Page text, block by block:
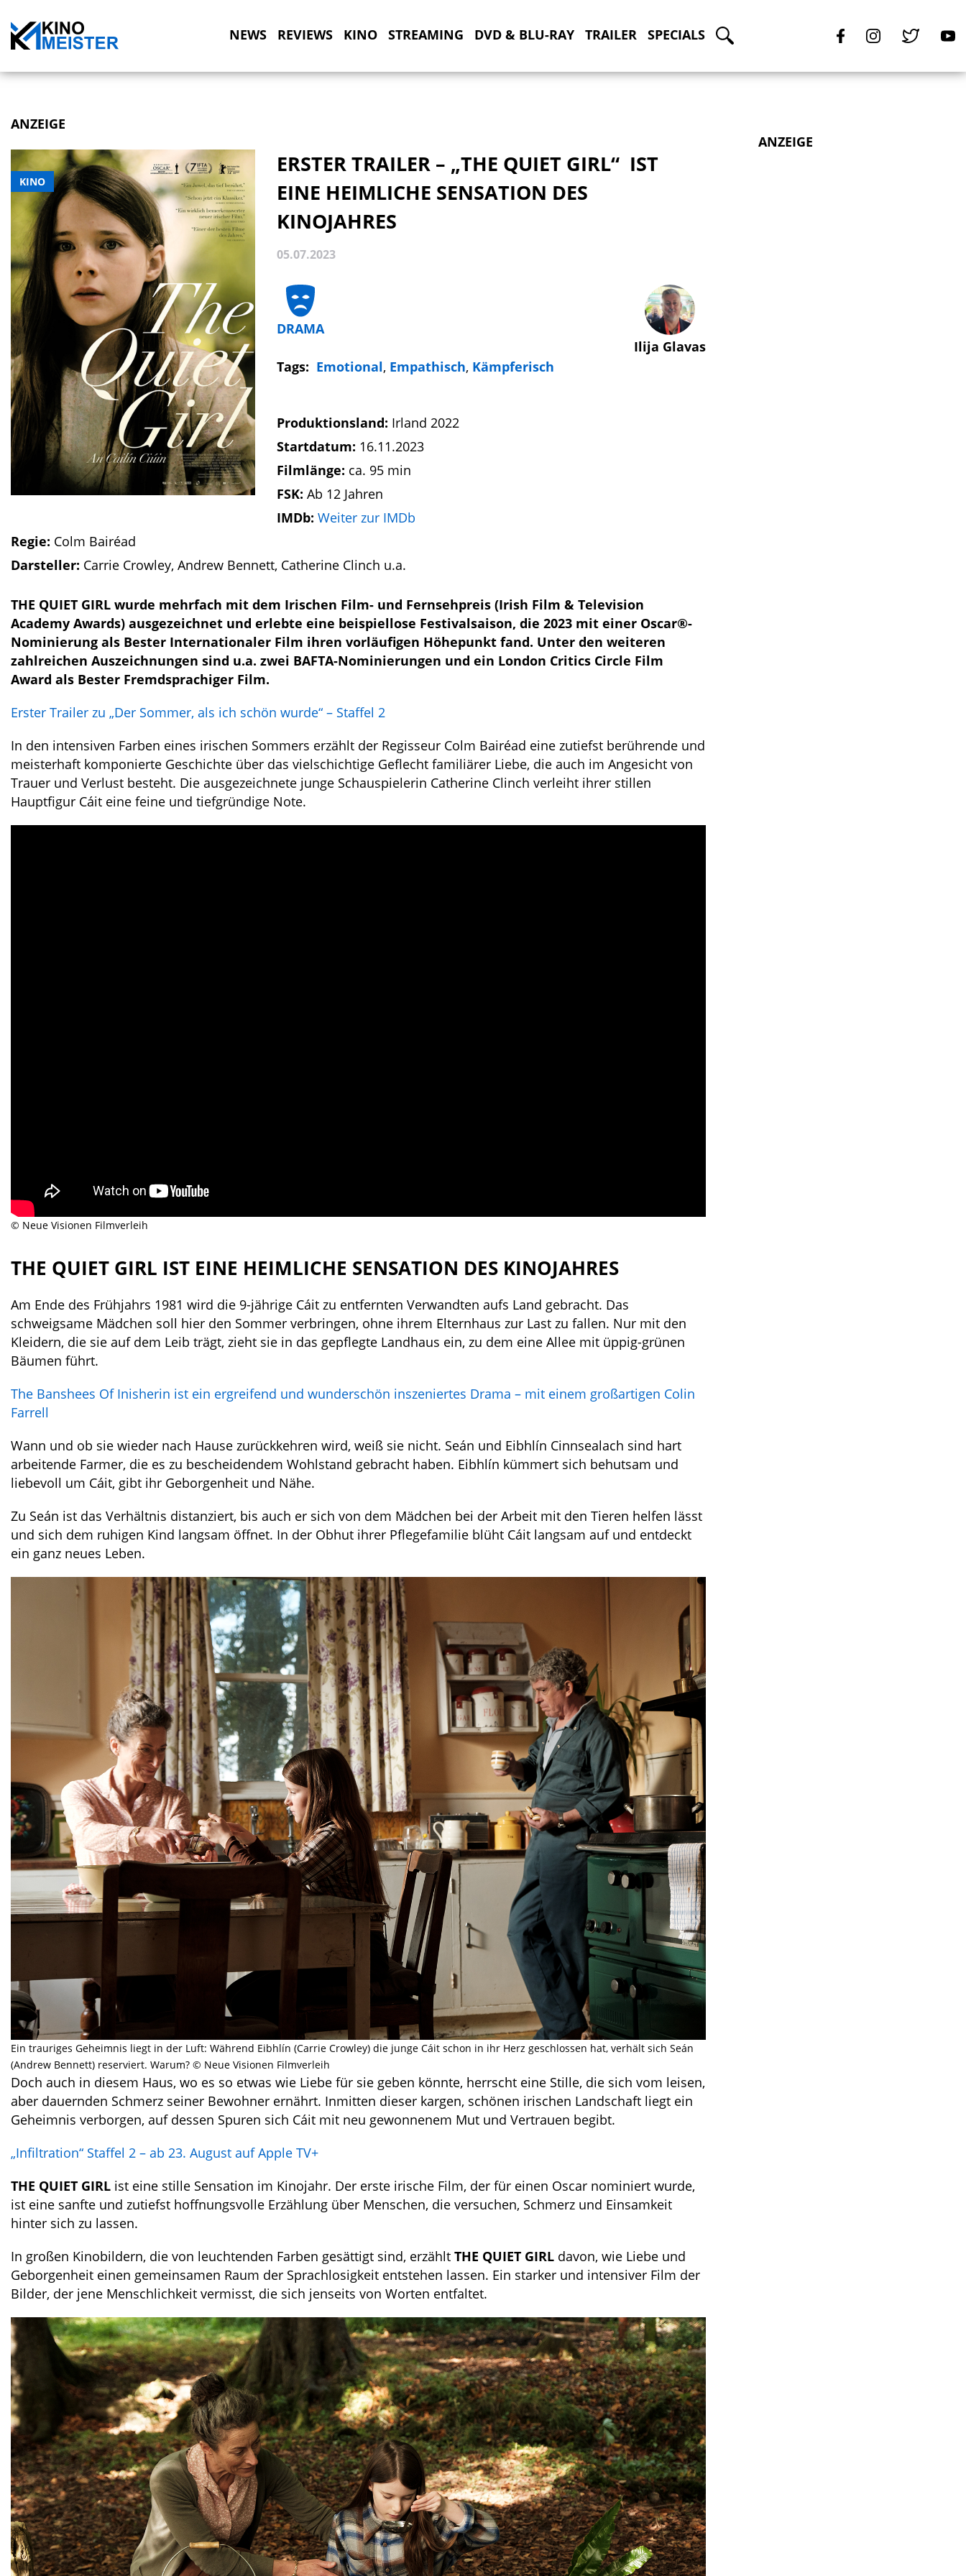
NEWS REVIEWS KINO STREAMING DVD & BLU-RAY TRAILER SPECIALS
ANZEIGE
KINO
ERSTER TRAILER – „THE QUIET GIRL“ IST
EINE HEIMLICHE SENSATION DES
KINOJAHRES
05.07.2023
DRAMA
Tags: Emotional, Empathisch, Kämpferisch
Ilija Glavas
Produktionsland: Irland 2022
Startdatum: 16.11.2023
Filmlänge: ca. 95 min
FSK: Ab 12 Jahren
IMDb: Weiter zur IMDb
Regie: Colm Bairéad
Darsteller: Carrie Crowley, Andrew Bennett, Catherine Clinch u.a.
THE QUIET GIRL wurde mehrfach mit dem Irischen Film- und Fernsehpreis (Irish Film & Television
Academy Awards) ausgezeichnet und erlebte eine beispiellose Festivalsaison, die 2023 mit einer Oscar®-
Nominierung als Bester Internationaler Film ihren vorläufigen Höhepunkt fand. Unter den weiteren
zahlreichen Auszeichnungen sind u.a. zwei BAFTA-Nominierungen und ein London Critics Circle Film
Award als Bester Fremdsprachiger Film.
Erster Trailer zu „Der Sommer, als ich schön wurde“ – Staffel 2
In den intensiven Farben eines irischen Sommers erzählt der Regisseur Colm Bairéad eine zutiefst berührende und
meisterhaft komponierte Geschichte über das vielschichtige Geflecht familiärer Liebe, die auch im Angesicht von
Trauer und Verlust besteht. Die ausgezeichnete junge Schauspielerin Catherine Clinch verleiht ihrer stillen
Hauptfigur Cáit eine feine und tiefgründige Note.
© Neue Visionen Filmverleih
THE QUIET GIRL IST EINE HEIMLICHE SENSATION DES KINOJAHRES
Am Ende des Frühjahrs 1981 wird die 9-jährige Cáit zu entfernten Verwandten aufs Land gebracht. Das
schweigsame Mädchen soll hier den Sommer verbringen, ohne ihrem Elternhaus zur Last zu fallen. Nur mit den
Kleidern, die sie auf dem Leib trägt, zieht sie in das gepflegte Landhaus ein, zu dem eine Allee mit üppig-grünen
Bäumen führt.
The Banshees Of Inisherin ist ein ergreifend und wunderschön inszeniertes Drama – mit einem großartigen Colin
Farrell
Wann und ob sie wieder nach Hause zurückkehren wird, weiß sie nicht. Seán und Eibhlín Cinnsealach sind hart
arbeitende Farmer, die es zu bescheidendem Wohlstand gebracht haben. Eibhlín kümmert sich behutsam und
liebevoll um Cáit, gibt ihr Geborgenheit und Nähe.
Zu Seán ist das Verhältnis distanziert, bis auch er sich von dem Mädchen bei der Arbeit mit den Tieren helfen lässt
und sich dem ruhigen Kind langsam öffnet. In der Obhut ihrer Pflegefamilie blüht Cáit langsam auf und entdeckt
ein ganz neues Leben.
Ein trauriges Geheimnis liegt in der Luft: Während Eibhlín (Carrie Crowley) die junge Cáit schon in ihr Herz geschlossen hat, verhält sich Seán
(Andrew Bennett) reserviert. Warum? © Neue Visionen Filmverleih
Doch auch in diesem Haus, wo es so etwas wie Liebe für sie geben könnte, herrscht eine Stille, die sich vom leisen,
aber dauernden Schmerz seiner Bewohner ernährt. Inmitten dieser kargen, schönen irischen Landschaft liegt ein
Geheimnis verborgen, auf dessen Spuren sich Cáit mit neu gewonnenem Mut und Vertrauen begibt.
„Infiltration“ Staffel 2 – ab 23. August auf Apple TV+
THE QUIET GIRL ist eine stille Sensation im Kinojahr. Der erste irische Film, der für einen Oscar nominiert wurde,
ist eine sanfte und zutiefst hoffnungsvolle Erzählung über Menschen, die versuchen, Schmerz und Einsamkeit
hinter sich zu lassen.
In großen Kinobildern, die von leuchtenden Farben gesättigt sind, erzählt THE QUIET GIRL davon, wie Liebe und
Geborgenheit einen gemeinsamen Raum der Sprachlosigkeit entstehen lassen. Ein starker und intensiver Film der
Bilder, der jene Menschlichkeit vermisst, die sich jenseits von Worten entfaltet.
ANZEIGE